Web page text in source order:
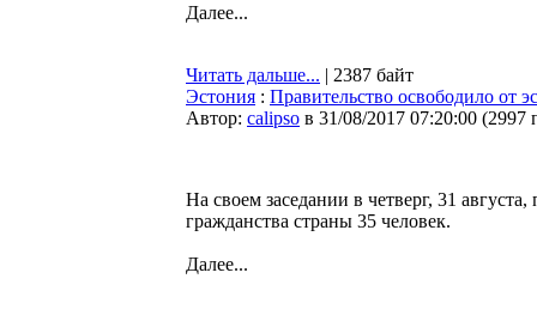
Далее...
Читать дальше... | 2387 байт
Эстония : Правительство освободило от
Автор: calipso в 31/08/2017 07:20:00 (2997
На своем заседании в четверг, 31
гражданства страны 35 человек.
Далее...